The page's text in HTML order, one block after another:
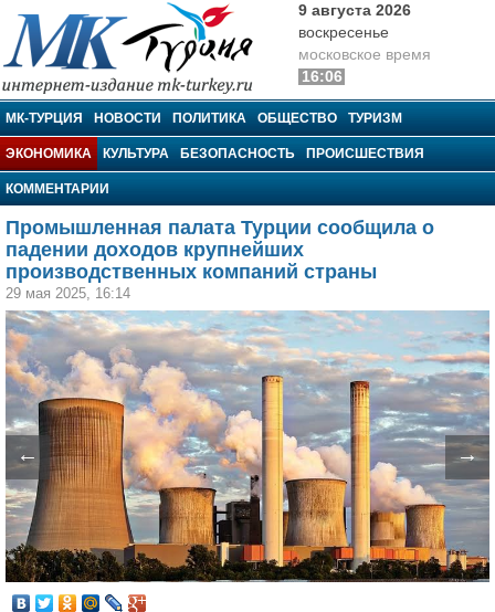
МК-Турция
9 августа 2026
воскресенье
московское время
16:06
МК-ТУРЦИЯ НОВОСТИ ПОЛИТИКА ОБЩЕСТВО ТУРИЗМ
ЭКОНОМИКА КУЛЬТУРА БЕЗОПАСНОСТЬ ПРОИСШЕСТВИЯ
КОММЕНТАРИИ
Промышленная палата Турции сообщила о
падении доходов крупнейших
производственных компаний страны
29 мая 2025, 16:14
← →